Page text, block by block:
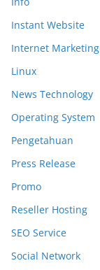
Instant Website
Internet Marketing
Linux
News Technology
Operating System
Pengetahuan
Press Release
Promo
Reseller Hosting
SEO Service
Social Network